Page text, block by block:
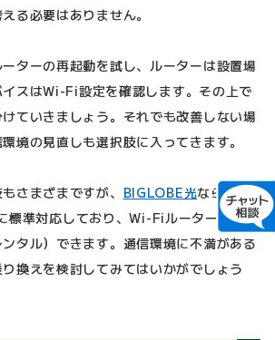
る必要はありません。
ターの再起動を試し、ルーターは設置場
スはWi-Fi設定を確認します。その上で
ていきましょう。それでも改善しない場
境の見直しも選択肢に入ってきます。
さまざまですが、 BIGLOBE光なら
標準対応しており、Wi-Fiルーターもおト
タル）できます。通信環境に不満がある
換えを検討してみてはいかがでしょう